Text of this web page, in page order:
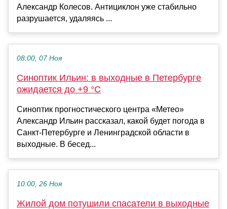
Александр Колесов. Антициклон уже стабильно
разрушается, удаляясь ...
08:00, 07 Ноя
Синоптик Ильин: в выходные в Петербурге
ожидается до +9 °С
Синоптик прогностического центра «Метео»
Александр Ильин рассказал, какой будет погода в
Санкт-Петербурге и Ленинградской области в
выходные. В бесед...
10:00, 26 Ноя
Жилой дом потушили спасатели в выходные